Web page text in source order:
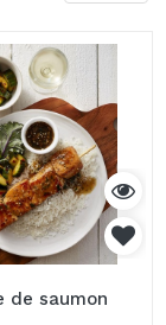
de saumon